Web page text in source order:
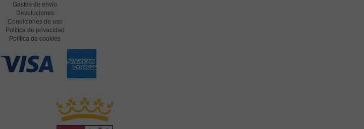
Gastos de envío
Devoluciones
Condiciones de uso
Política de privacidad
Política de cookies